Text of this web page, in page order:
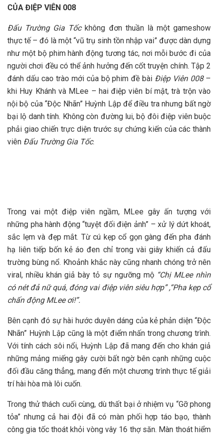
CỦA ĐIỆP VIÊN 008
Đấu Trường Gia Tốckhông đơn thuần là một gameshow
thực tế – đó là một “vũ trụ sinh tồn nhập vai” được dàn dựng
như một bộ phim hành động tương tác, nơi mỗi bước đi của
người chơi đều có thể ảnh hưởng đến cốt truyện chính. Tập 2
đánh dấu cao trào mới của bộ phim đề bài Điệp Viên 008–
khi Huy Khánh và MLee – hai điệp viên bí mật, trà trộn vào
nội bộ của “Độc Nhãn” Huỳnh Lập để điều tra nhưng bất ngờ
bại lộ danh tính. Không còn đường lui, bộ đôi điệp viên buộc
phải giao chiến trực diện trước sự chứng kiến của các thành
viên Đấu Trường Gia Tốc.
Trong vai một điệp viên ngầm, MLee gây ấn tượng với
những pha hành động “tuyệt đối điện ảnh” – xử lý dứt khoát,
sắc lẹm và đẹp mắt. Từ cú kẹp cổ gọn gàng đến pha đánh
hạ liên tiếp bốn kẻ áo đen chỉ trong vài giây khiến cả đấu
trường bùng nổ. Khoảnh khắc này cũng nhanh chóng trở nên
viral, nhiều khán giả bày tỏ sự ngưỡng mộ “Chị MLee nhìn
có nét đả nữ quá, đóng vai điệp viên siêu hợp” ,“Pha kẹp cổ
chấn động MLee ơi!”.
Bên cạnh đó sự hài hước duyên dáng của kẻ phản diện “Độc
Nhãn” Huỳnh Lập cũng là một điểm nhấn trong chương trình.
Với tính cách sôi nổi, Huỳnh Lập đã mang đến cho khán giả
những mảng miếng gây cười bất ngờ bên cạnh những cuộc
đối đầu căng thẳng, mang đến một chương trình thực tế giải
trí hài hòa mà lôi cuốn.
Trong thử thách cuối cùng, dù thất bại ở nhiệm vụ “Gỡ phong
tỏa” nhưng cả hai đội đã có màn phối hợp táo bạo, thành
công gia tốc thoát khỏi vòng vây 16 thợ săn. Màn thoát hiểm